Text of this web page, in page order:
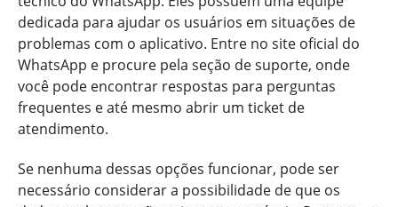
dedicada para ajudar os usuários em situações de
problemas com o aplicativo. Entre no site oficial do
WhatsApp e procure pela seção de suporte, onde
você pode encontrar respostas para perguntas
frequentes e até mesmo abrir um ticket de
atendimento.
Se nenhuma dessas opções funcionar, pode ser
necessário considerar a possibilidade de que os